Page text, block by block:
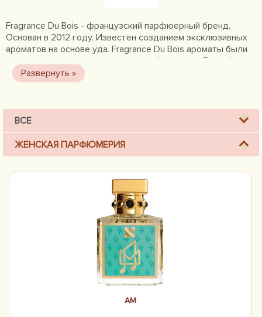
Fragrance Du Bois - французский парфюерный бренд.
Основан в 2012 году. Известен созданием эксклюзивных
ароматов на основе уда. Fragrance Du Bois ароматы были
созданы при сотрудничестве с парфюмерами Francois
Merle-Baudoin, Guillaume Flavigny, Natalie Cetto, Caroline
Sabas, Hamid Merati-Kashani, Olivier Pescheux и Alexandra
ВСЕ
ЖЕНСКАЯ ПАРФЮМЕРИЯ
AM